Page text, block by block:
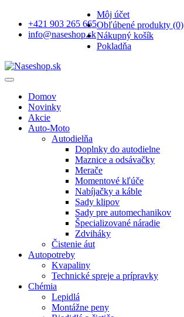
+421 903 265 665
info@naseshop.sk
Môj účet
Obľúbené produkty (0)
Nákupný košík
Pokladňa
Domov
Novinky
Akcie
Auto-Moto
Autodielňa
Doplnky do autodielne
Maznice a odsávačky
Merače
Momentové kľúče
Nabíjačky a káble
Sady klipov
Sady pre automechanikov
Špecializované náradie
Zdviháky
Čistenie áut
Autopotreby
Kvapaliny
Technické spreje a prípravky
Chémia
Lepidlá
Montážne peny